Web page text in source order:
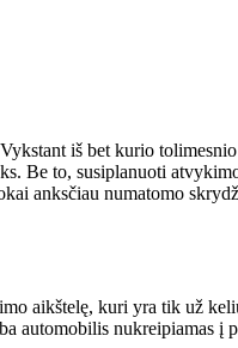
iš bet kurio
Be to, susiplanuoti
anksčiau numatomo
aikštelę, kuri yra tik už
automobilis nukreipiamas į